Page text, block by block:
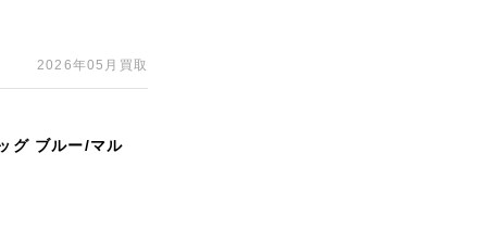
2026年05月買取
グ ブルー/マル